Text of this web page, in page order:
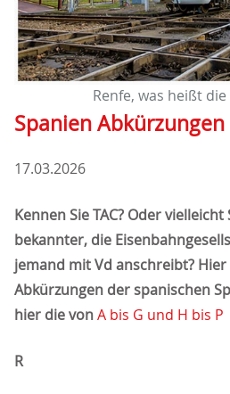
Renfe, was heißt
Spanien Abkürzungen
17.03.2026
Kennen Sie TAC? Oder vielleicht
bekannter, die
jemand mit Vd anschreibt?
Abkürzungen der spanischen
hier die vonA bis G und H bis P
R